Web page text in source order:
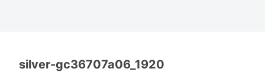
silver-gc36707a06_1920